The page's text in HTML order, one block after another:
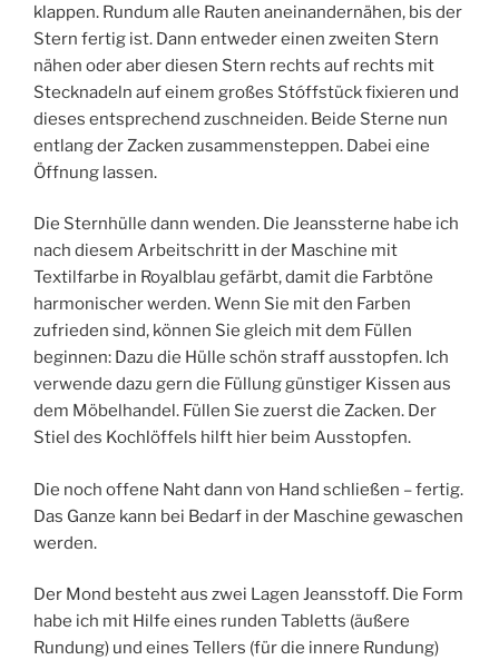
klappen. Rundum alle Rauten aneinandernähen, bis der
Stern fertig ist. Dann entweder einen zweiten Stern
nähen oder aber diesen Stern rechts auf rechts mit
Stecknadeln auf einem großes Stóffstück fixieren und
dieses entsprechend zuschneiden. Beide Sterne nun
entlang der Zacken zusammensteppen. Dabei eine
Öffnung lassen.
Die Sternhülle dann wenden. Die Jeanssterne habe ich
nach diesem Arbeitschritt in der Maschine mit
Textilfarbe in Royalblau gefärbt, damit die Farbtöne
harmonischer werden. Wenn Sie mit den Farben
zufrieden sind, können Sie gleich mit dem Füllen
beginnen: Dazu die Hülle schön straff ausstopfen. Ich
verwende dazu gern die Füllung günstiger Kissen aus
dem Möbelhandel. Füllen Sie zuerst die Zacken. Der
Stiel des Kochlöffels hilft hier beim Ausstopfen.
Die noch offene Naht dann von Hand schließen – fertig.
Das Ganze kann bei Bedarf in der Maschine gewaschen
werden.
Der Mond besteht aus zwei Lagen Jeansstoff. Die Form
habe ich mit Hilfe eines runden Tabletts (äußere
Rundung) und eines Tellers (für die innere Rundung)